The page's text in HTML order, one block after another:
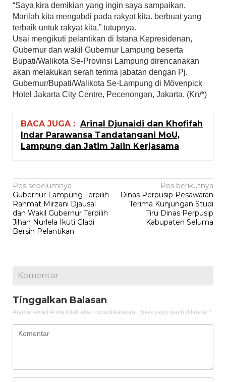
“Saya kira demikian yang ingin saya sampaikan.
Marilah kita mengabdi pada rakyat kita. berbuat yang
terbaik untuk rakyat kita,” tutupnya.
Usai mengikuti pelantikan di Istana Kepresidenan,
Gubernur dan wakil Gubernur Lampung beserta
Bupati/Walikota Se-Provinsi Lampung direncanakan
akan melakukan serah terima jabatan dengan Pj.
Gubernur/Bupati/Walikota Se-Lampung di Mövenpick
Hotel Jakarta City Centre, Pecenongan, Jakarta. (Kn/*)
BACA JUGA : Arinal Djunaidi dan Khofifah
Indar Parawansa Tandatangani MoU,
Lampung dan Jatim Jalin Kerjasama
Navigasi
pos
Pos sebelumnya
Gubernur Lampung Terpilih
Rahmat Mirzani Djausal
dan Wakil Gubernur Terpilih
Jihan Nurlela Ikuti Gladi
Bersih Pelantikan
Pos berikutnya
Dinas Perpusip Pesawaran
Terima Kunjungan Studi
Tiru Dinas Perpusip
Kabupaten Seluma
Komentar
Tinggalkan Balasan
Alamat email Anda tidak akan dipublikasikan. Ruas yang wajib ditandai *